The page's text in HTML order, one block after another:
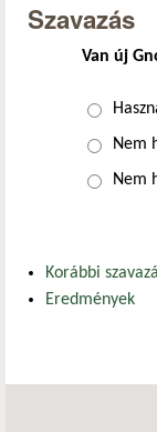
Szavazás
Van új
Nem
Nem
Korábbi
Eredmények